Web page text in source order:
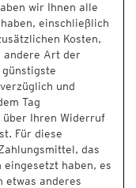
wir Ihnen alle
einschließlich
Kosten,
andere Art der
und
Tag
über Ihren Widerruf
Für diese
das
haben, es
etwas anderes